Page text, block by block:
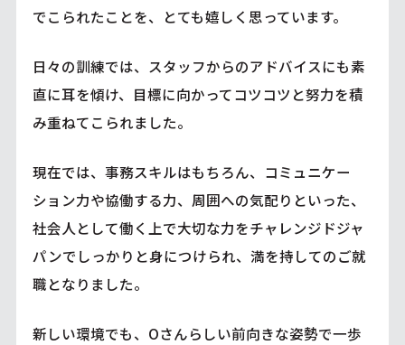
でこられたことを、とても嬉しく思っています。
日々の訓練では、スタッフからのアドバイスにも素
直に耳を傾け、目標に向かってコツコツと努力を積
み重ねてこられました。
現在では、事務スキルはもちろん、コミュニケー
ション力や協働する力、周囲への気配りといった、
社会人として働く上で大切な力をチャレンジドジャ
パンでしっかりと身につけられ、満を持してのご就
職となりました。
新しい環境でも、Oさんらしい前向きな姿勢で一歩